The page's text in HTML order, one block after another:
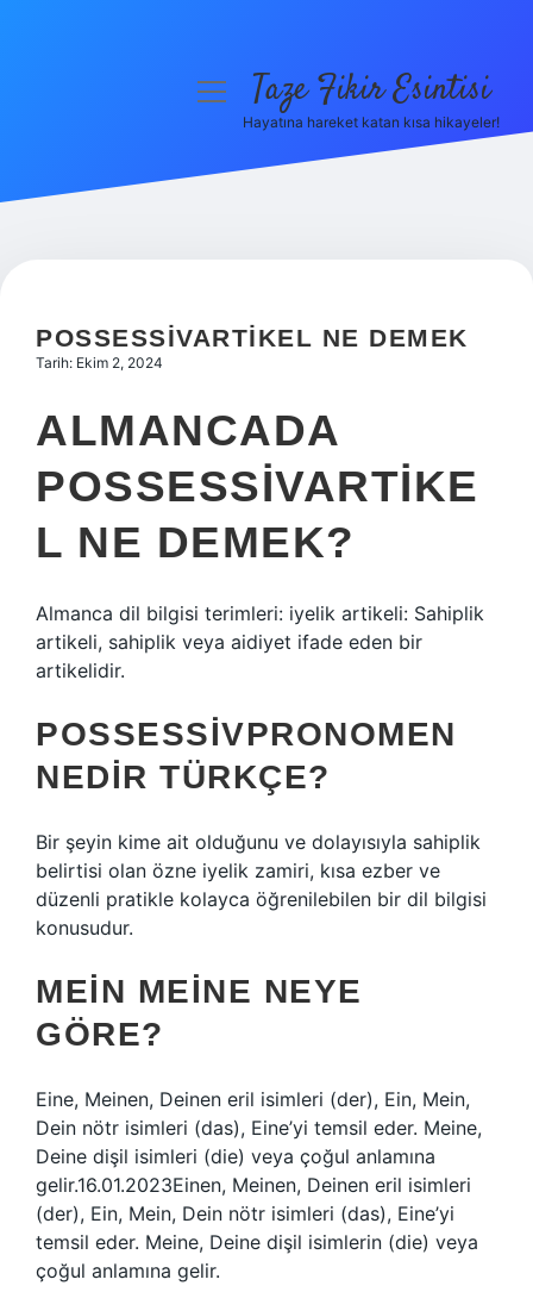
Hakkımızda
menüyüTaze Fikir Esintisi
Hayatına hareket katan kısa hikayeler!
POSSESSIVARTIKEL NE DEMEK
Tarih: Ekim 2, 2024
ALMANCADA
POSSESSIVARTIKE
L NE DEMEK?
Almanca dil bilgisi terimleri: iyelik artikeli: Sahiplik
artikeli, sahiplik veya aidiyet ifade eden bir
artikelidir.
POSSESSIVPRONOMEN
NEDIR TÜRKÇE?
Bir şeyin kime ait olduğunu ve dolayısıyla sahiplik
belirtisi olan özne iyelik zamiri, kısa ezber ve
düzenli pratikle kolayca öğrenilebilen bir dil bilgisi
konusudur.
MEIN MEINE NEYE
GÖRE?
Eine, Meinen, Deinen eril isimleri (der), Ein, Mein,
Dein nötr isimleri (das), Eine’yi temsil eder. Meine,
Deine dişil isimleri (die) veya çoğul anlamına
gelir.16.01.2023Einen, Meinen, Deinen eril isimleri
(der), Ein, Mein, Dein nötr isimleri (das), Eine’yi
temsil eder. Meine, Deine dişil isimlerin (die) veya
çoğul anlamına gelir.